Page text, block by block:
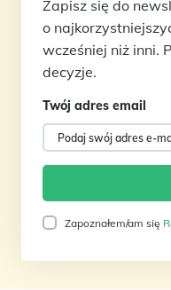
Zapisz się do
o
wcześniej niż inni.
decyzje.
Twój adres email
Zapoznałem/am się